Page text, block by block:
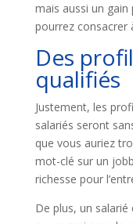
mais aussi un
pourrez consacrer
Des
qualifiés
Justement, les
salariés seront
que vous auriez
mot-clé sur un
richesse pour
De plus, un